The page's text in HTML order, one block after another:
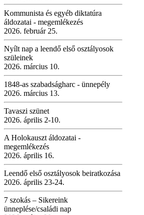
Kommunista és egyéb diktatúra
áldozatai - megemlékezés
2026. február 25.
Nyílt nap a leendő első osztályosok
szüleinek
2026. március 10.
1848-as szabadságharc - ünnepély
2026. március 13.
Tavaszi szünet
2026. április 2-10.
A Holokauszt áldozatai -
megemlékezés
2026. április 16.
Leendő első osztályosok beiratkozása
2026. április 23-24.
7 szokás – Sikereink
ünneplése/családi nap